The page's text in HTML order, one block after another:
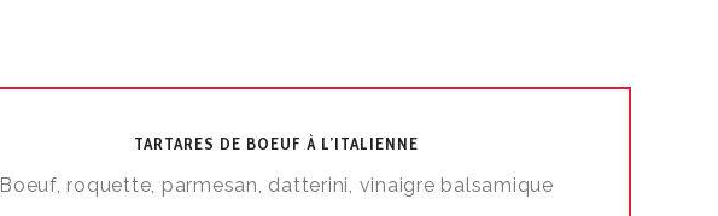
TARTARES DE BOEUF À L’ITALIENNE
Boeuf, roquette, parmesan, datterini, vinaigre balsamique